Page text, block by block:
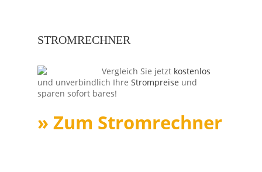
STROMRECHNER
Vergleich Sie jetzt kostenlos
und unverbindlich Ihre Strompreise und
sparen sofort bares!
» Zum Stromrechner